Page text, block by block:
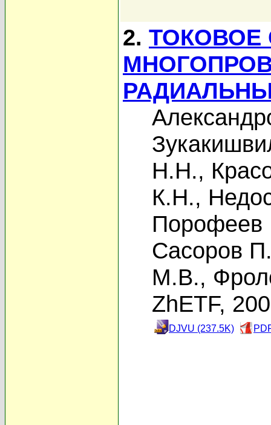
2. ТОКОВОЕ
Н.Н.,
К.Н.,
Сасоров
М.В.,
ZhETF,
DJVU (237.5K)